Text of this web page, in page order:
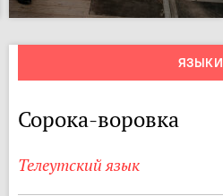
ЯЗЫКИ
Сорока-воровка
Телеутский язык